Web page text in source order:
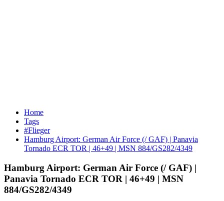
Home
Tags
#Flieger
Hamburg Airport: German Air Force (/ GAF) | Panavia
Tornado ECR TOR | 46+49 | MSN 884/GS282/4349
Hamburg Airport: German Air Force (/ GAF) |
Panavia Tornado ECR TOR | 46+49 | MSN
884/GS282/4349